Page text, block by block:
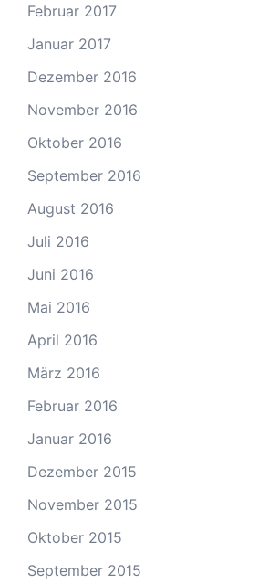
Februar 2017
Januar 2017
Dezember 2016
November 2016
Oktober 2016
September 2016
August 2016
Juli 2016
Juni 2016
Mai 2016
April 2016
März 2016
Februar 2016
Januar 2016
Dezember 2015
November 2015
Oktober 2015
September 2015